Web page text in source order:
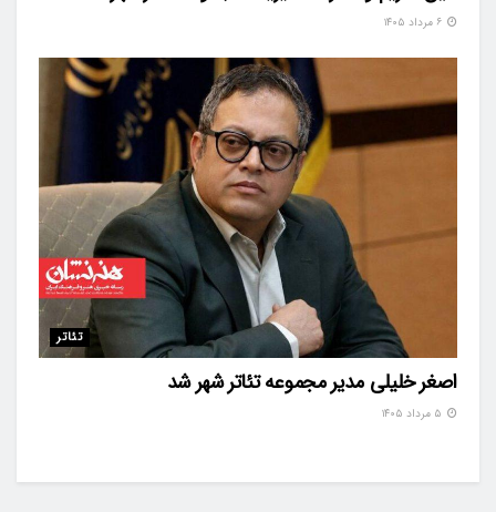
تئاتر
اصغر خلیلی مدیر مجموعه تئاتر شهر شد